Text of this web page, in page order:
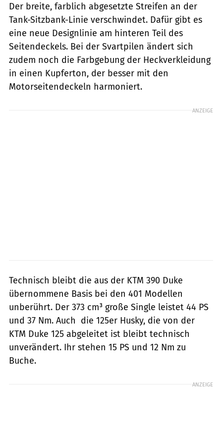
Der breite, farblich abgesetzte Streifen an der
Tank-Sitzbank-Linie verschwindet. Dafür gibt es
eine neue Designlinie am hinteren Teil des
Seitendeckels. Bei der Svartpilen ändert sich
zudem noch die Farbgebung der Heckverkleidung
in einen Kupferton, der besser mit den
Motorseitendeckeln harmoniert.
ANZEIGE
Technisch bleibt die aus der KTM 390 Duke
übernommene Basis bei den 401 Modellen
unberührt. Der 373 cm³ große Single leistet 44 PS
und 37 Nm. Auch die 125er Husky, die von der
KTM Duke 125 abgeleitet ist bleibt technisch
unverändert. Ihr stehen 15 PS und 12 Nm zu
Buche.
ANZEIGE